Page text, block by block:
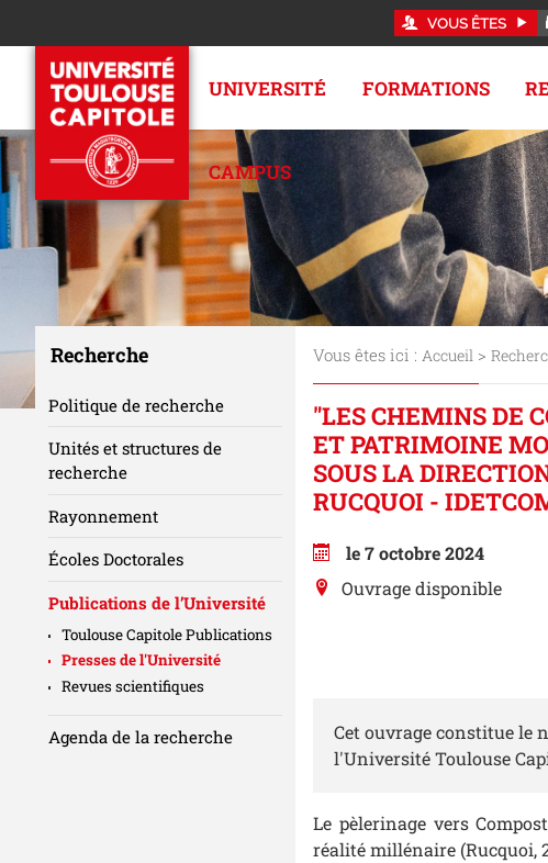
VOUS ÊTES
UNIVERSITÉ FORMATIONS
CAMPUS
Vous êtes ici : Accueil>
"LES CHEMINS DE
ET PATRIMOINE
SOUS LA
RUCQUOI -
le 7 octobre 2024
Ouvrage disponible
Cet ouvrage constitue le
l'Université Toulouse
Le pèlerinage vers
réalité millénaire (Rucquoi,
Recherche
Politique de recherche
Unités et structures de
recherche
Rayonnement
Écoles Doctorales
Publications de l’Université
Toulouse Capitole Publications
Presses de l'Université
Revues scientifiques
Agenda de la recherche